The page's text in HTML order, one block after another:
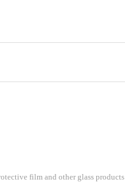
film and other glass products